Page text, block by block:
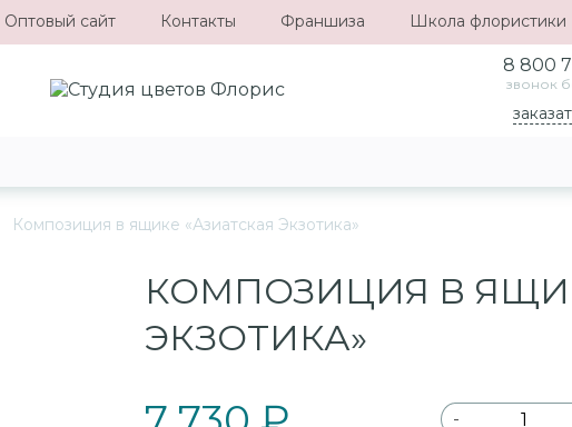
Оптовый сайт Контакты Франшиза Школа флористики
8 800
звонок
Композиция в ящике «Азиатская Экзотика»
КОМПОЗИЦИЯ В
ЭКЗОТИКА»
-